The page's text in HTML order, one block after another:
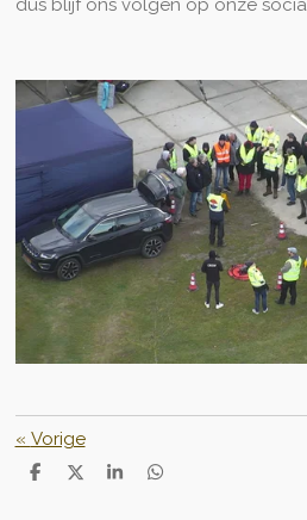
dus blijf ons volgen op onze
« Vorige
D
D
S
D